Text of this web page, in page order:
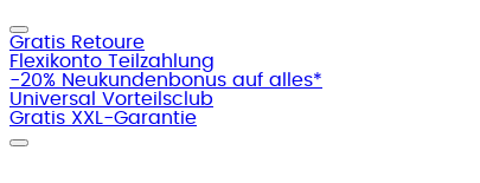
Gratis Retoure
Flexikonto Teilzahlung
-20% Neukundenbonus auf alles*
Universal Vorteilsclub
Gratis XXL-Garantie